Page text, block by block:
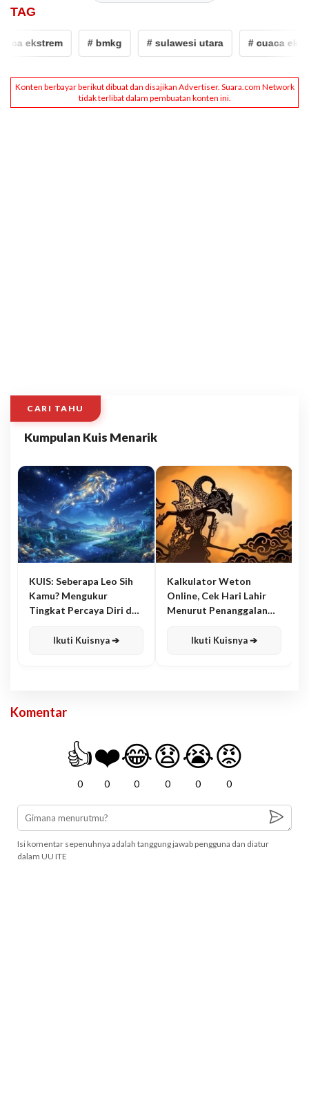
TAG
ekstrem # bmkg # sulawesi utara # cuaca
CARI TAHU
Kumpulan Kuis Menarik
KUIS: Seberapa Leo Sih
Kamu? Mengukur
Tingkat Percaya Diri dan
Ikuti Kuisnya ➔
Kalkulator Weton
Online, Cek Hari Lahir
Menurut Penanggalan
Ikuti Kuisnya ➔
Komentar
👍
0
❤️
0
😂
0
😧
0
😭
0
😡
0
Isi komentar sepenuhnya adalah tanggung jawab pengguna dan diatur
dalam UU ITE